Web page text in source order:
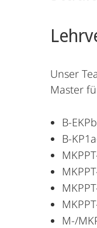
Unser
Master
B-
B-
M-/